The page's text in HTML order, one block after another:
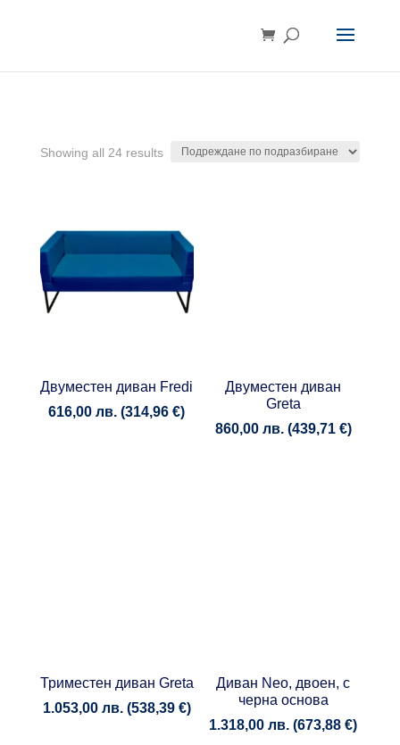
Showing all 24 results
Двуместен диван Fredi
616,00лв. (314,96€)
Двуместен диван
Greta
860,00 лв. (439,71 €)
Триместен диван Greta
1.053,00 лв. (538,39 €)
Диван Neo, двоен, с
черна основа
1.318,00лв. (673,88€)